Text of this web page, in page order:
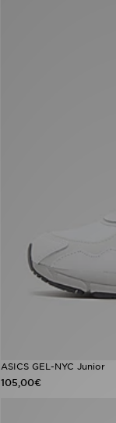
ASICS GEL-NYC Junior
105,00€